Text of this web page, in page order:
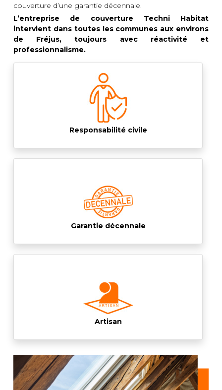
couverture d’une garantie décennale.
L’entreprise de couverture Techni Habitat
intervient dans toutes les communes aux environs
de Fréjus, toujours avec réactivité et
professionnalisme.
Responsabilité civile
Garantie décennale
Artisan